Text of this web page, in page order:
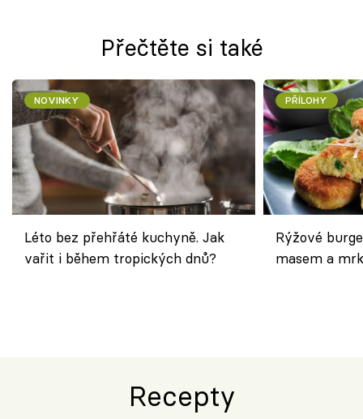
Přečtěte si také
NOVINKY
Léto bez přehřáté kuchyně. Jak
vařit i během tropických dnů?
PŘÍLOHY
Rýžové
masem a
Recepty